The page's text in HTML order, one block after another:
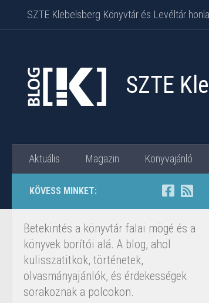
Skip to content
SZTE Klebelsberg Könyvtár és Levéltár
SZTE
Aktuális Magazin Könyvajánló
KÖVESS MINKET:
Betekintés a könyvtár falai mögé és a
könyvek borítói alá. A blog, ahol
kulisszatitkok, történetek,
olvasmányajánlók, és érdekességek
sorakoznak a polcokon.